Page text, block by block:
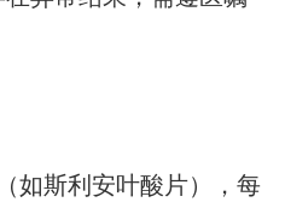
如斯利安叶酸片），每